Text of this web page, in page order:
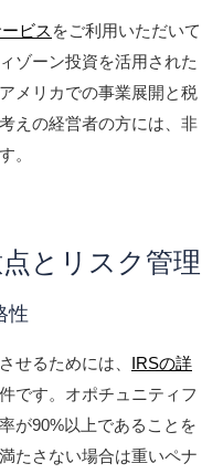
ビス をご利用いただいて
ゾーン投資を活用された
メリカでの事業展開と税
えの経営者の方には、非
。
とリスク管理
性
せるためには、 IRSの詳
です。オポチュニティフ
が90%以上であることを
たさない場合は重いペナ